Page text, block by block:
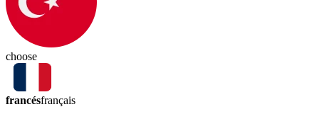
choose
francésfrançais